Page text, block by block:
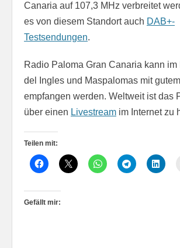
Canaria auf 107,3 MHz verbreitet
es von diesem Standort auch DAB+-
Testsendungen.
Radio Paloma Gran Canaria kann im
del Ingles und Maspalomas mit
empfangen werden. Weltweit ist das
über einen Livestream im Internet zu
Teilen mit:
Gefällt mir: